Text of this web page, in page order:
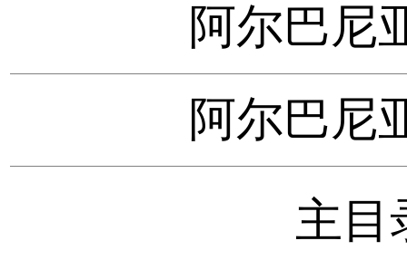
阿尔巴尼
阿尔巴尼
主目